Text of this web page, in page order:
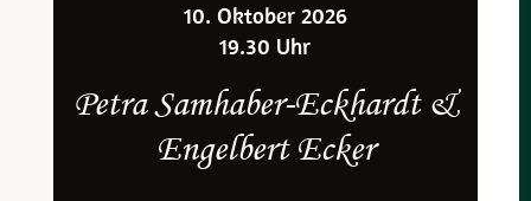
10. Oktober 2026
19.30 Uhr
Petra Samhaber-Eckhardt &
Engelbert Ecker